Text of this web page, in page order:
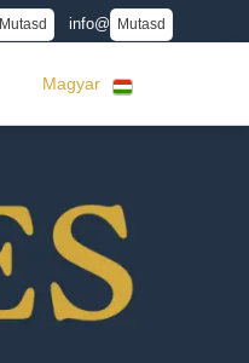
Mutasd info@ Mutasd
Magyar